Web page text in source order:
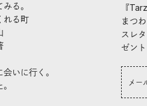
る。
れる町
いに行く。
『
まつ
スレ
ゼント